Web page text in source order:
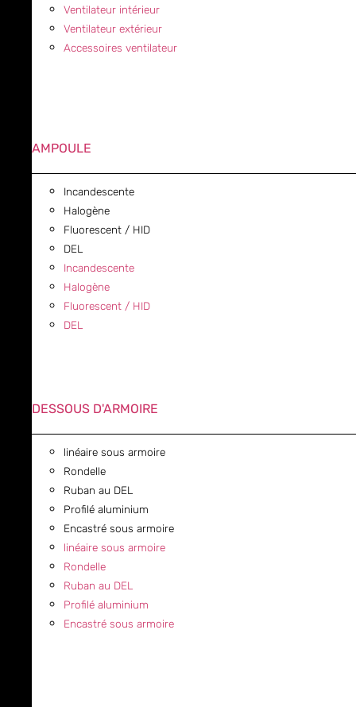
Ventilateur intérieur
Ventilateur extérieur
Accessoires ventilateur
AMPOULE
Incandescente
Halogène
Fluorescent / HID
DEL
Incandescente
Halogène
Fluorescent / HID
DEL
DESSOUS D'ARMOIRE
linéaire sous armoire
Rondelle
Ruban au DEL
Profilé aluminium
Encastré sous armoire
linéaire sous armoire
Rondelle
Ruban au DEL
Profilé aluminium
Encastré sous armoire